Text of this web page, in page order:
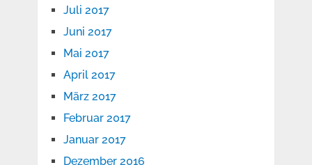
Juli 2017
Juni 2017
Mai 2017
April 2017
März 2017
Februar 2017
Januar 2017
Dezember 2016